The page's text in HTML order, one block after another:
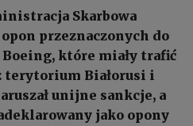
Skarbowa
przeznaczonych do
które miały trafić
terytorium Białorusi i
unijne sankcje, a
jako opony